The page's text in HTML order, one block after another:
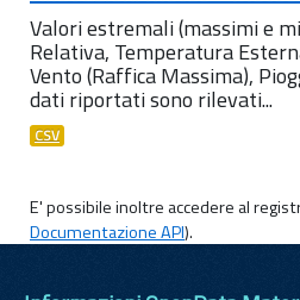
Valori estremali (massimi e
Relativa, Temperatura
Vento (Raffica Massima),
dati riportati sono rilevati...
CSV
E' possibile inoltre accedere al
Documentazione API).